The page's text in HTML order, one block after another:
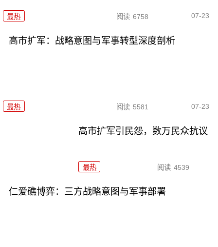
最热 阅读 6758 07-23
高市扩军：战略意图与军事转型深度剖析
最热 阅读 5581 07-23
高市扩军引民怨，数万民众抗议
最热 阅读 4539
仁爱礁博弈：三方战略意图与军事部署